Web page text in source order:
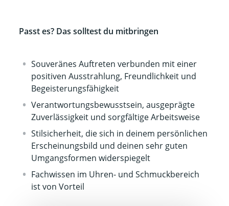
Passt es? Das solltest du mitbringen
Souveränes Auftreten verbunden mit einer
positiven Ausstrahlung, Freundlichkeit und
Begeisterungsfähigkeit
Verantwortungsbewusstsein, ausgeprägte
Zuverlässigkeit und sorgfältige Arbeitsweise
Stilsicherheit, die sich in deinem persönlichen
Erscheinungsbild und deinen sehr guten
Umgangsformen widerspiegelt
Fachwissen im Uhren- und Schmuckbereich
ist von Vorteil